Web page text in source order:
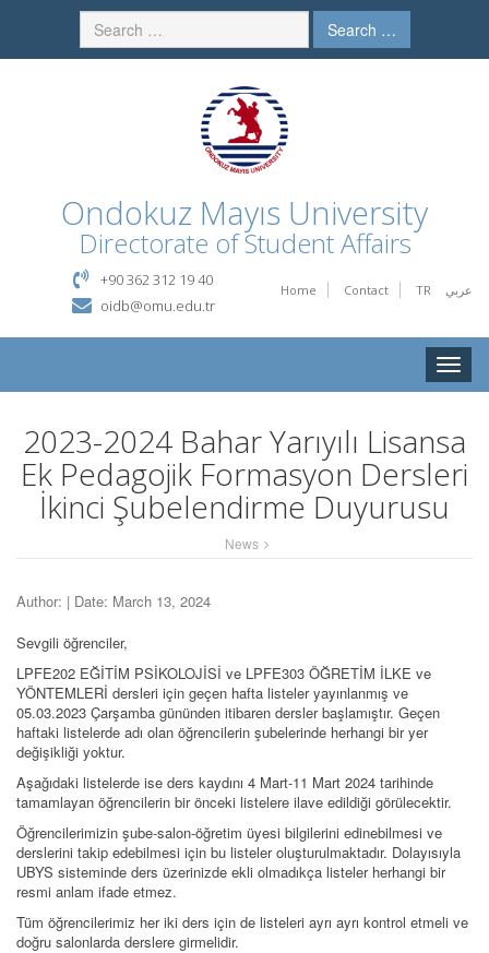
Search …
Ondokuz Mayıs University
Directorate of Student Affairs
Home Contact TR عربي
+90 362 312 19 40
oidb@omu.edu.tr
Toggle
2023-2024 Bahar Yarıyılı Lisansa
Ek Pedagojik Formasyon Dersleri
İkinci Şubelendirme Duyurusu
News
Author: | Date: March 13, 2024
Sevgili öğrenciler,
LPFE202 EĞİTİM PSİKOLOJİSİ ve LPFE303 ÖĞRETİM İLKE ve
YÖNTEMLERİ dersleri için geçen hafta listeler yayınlanmış ve
05.03.2023 Çarşamba gününden itibaren dersler başlamıştır. Geçen
haftaki listelerde adı olan öğrencilerin şubelerinde herhangi bir yer
değişikliği yoktur.
Aşağıdaki listelerde ise ders kaydını 4 Mart-11 Mart 2024 tarihinde
tamamlayan öğrencilerin bir önceki listelere ilave edildiği görülecektir.
Öğrencilerimizin şube-salon-öğretim üyesi bilgilerini edinebilmesi ve
derslerini takip edebilmesi için bu listeler oluşturulmaktadır. Dolayısıyla
UBYS sisteminde ders üzerinizde ekli olmadıkça listeler herhangi bir
resmi anlam ifade etmez.
Tüm öğrencilerimiz her iki ders için de listeleri ayrı ayrı kontrol etmeli ve
doğru salonlarda derslere girmelidir.